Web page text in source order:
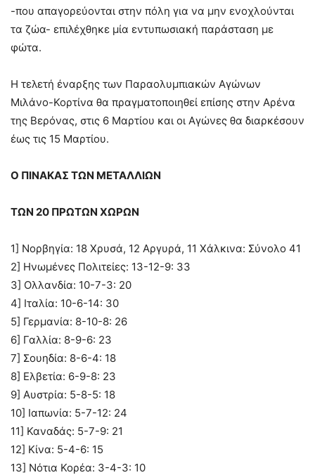
-που απαγορεύονται στην πόλη για να μην ενοχλούνται
τα ζώα- επιλέχθηκε μία εντυπωσιακή παράσταση με
φώτα.
Η τελετή έναρξης των Παραολυμπιακών Αγώνων
Μιλάνο-Κορτίνα θα πραγματοποιηθεί επίσης στην Αρένα
της Βερόνας, στις 6 Μαρτίου και οι Αγώνες θα διαρκέσουν
έως τις 15 Μαρτίου.
Ο ΠΙΝΑΚΑΣ ΤΩΝ ΜΕΤΑΛΛΙΩΝ
ΤΩΝ 20 ΠΡΩΤΩΝ ΧΩΡΩΝ
1] Νορβηγία: 18 Χρυσά, 12 Αργυρά, 11 Χάλκινα: Σύνολο 41
2] Ηνωμένες Πολιτείες: 13-12-9: 33
3] Ολλανδία: 10-7-3: 20
4] Ιταλία: 10-6-14: 30
5] Γερμανία: 8-10-8: 26
6] Γαλλία: 8-9-6: 23
7] Σουηδία: 8-6-4: 18
8] Ελβετία: 6-9-8: 23
9] Αυστρία: 5-8-5: 18
10] Ιαπωνία: 5-7-12: 24
11] Καναδάς: 5-7-9: 21
12] Κίνα: 5-4-6: 15
13] Νότια Κορέα: 3-4-3: 10